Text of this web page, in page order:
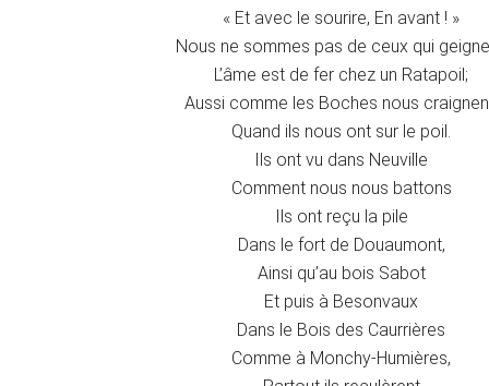
« Et avec le sourire, En avant ! »
Nous ne sommes pas de ceux qui
L’âme est de fer chez un Ratapoil;
Aussi comme les Boches nous
Quand ils nous ont sur le poil.
Ils ont vu dans Neuville
Comment nous nous battons
Ils ont reçu la pile
Dans le fort de Douaumont,
Ainsi qu’au bois Sabot
Et puis à Besonvaux
Dans le Bois des Caurrières
Comme à Monchy-Humières,